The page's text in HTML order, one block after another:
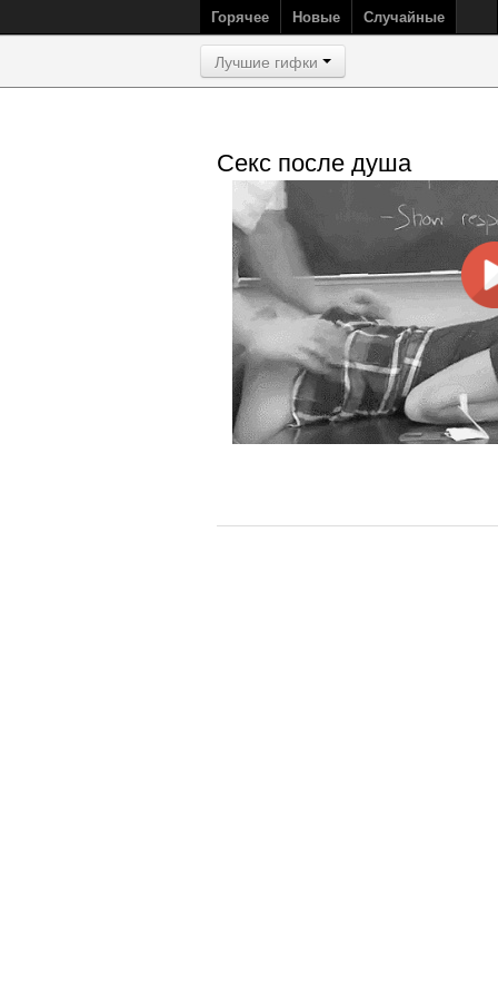
Горячее Новые Случайные
Лучшие гифки
Секс после душа